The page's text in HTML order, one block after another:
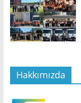
Hakkımızda